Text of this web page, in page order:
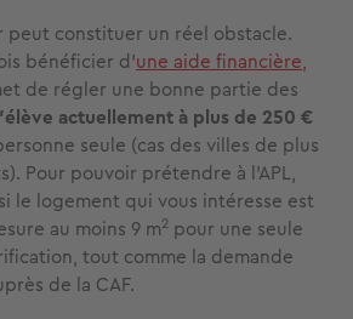
peut constituer un réel obstacle.
bénéficier d'une aide financière,
de régler une bonne partie des
actuellement à plus de 250 €
seule (cas des villes de plus
Pour pouvoir prétendre à l'APL,
le logement qui vous intéresse est
au moins 9 m2 pour une seule
tout comme la demande
de la CAF.